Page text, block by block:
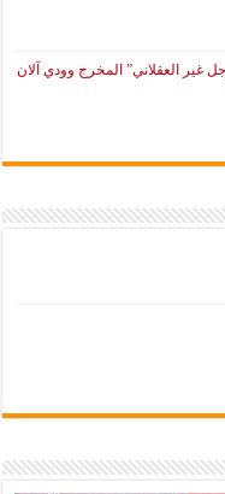
غير العقلاني” المخرج وودي آلان